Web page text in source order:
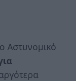
Αστυνομικό